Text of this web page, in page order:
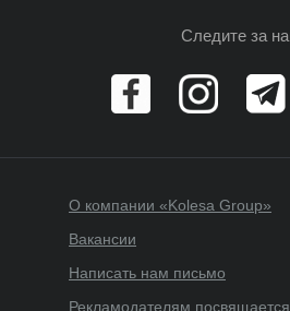
Следите за
О компании «Kolesa Group»
Вакансии
Написать нам письмо
Рекламодателям посвящается